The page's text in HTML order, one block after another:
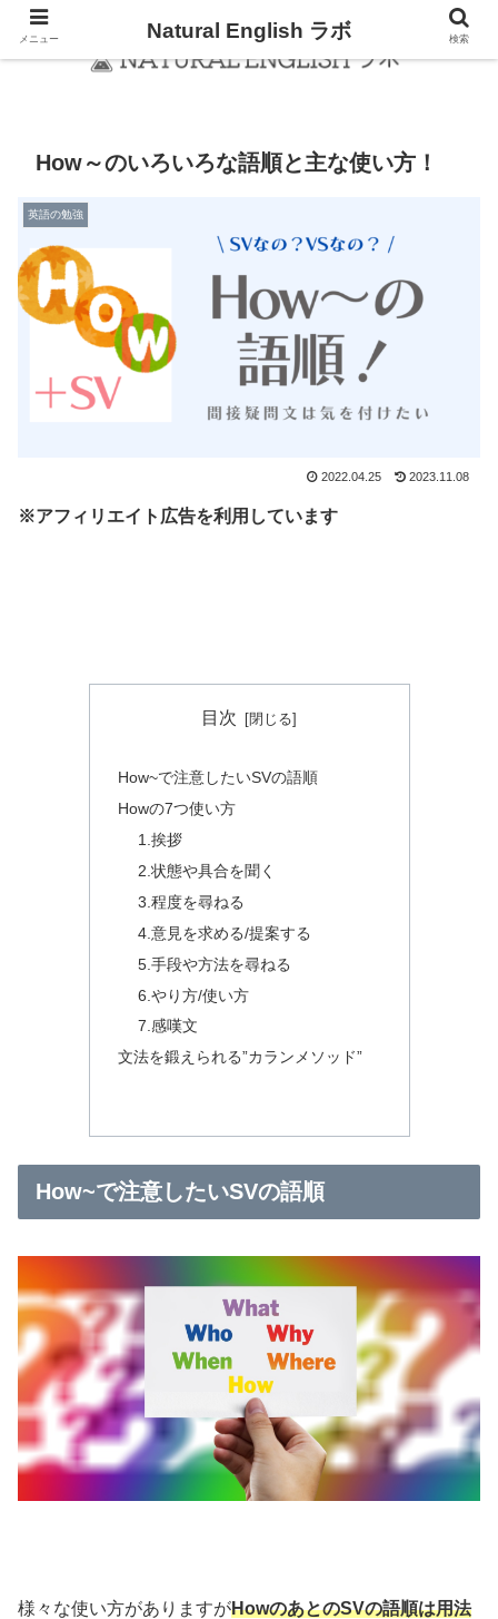
How～のいろいろな語順と主な使い方！
英語の勉強
2022.04.25 2023.11.08
※アフィリエイト広告を利用しています
目次
How~で注意したいSVの語順
Howの7つ使い方
1.挨拶
2.状態や具合を聞く
3.程度を尋ねる
4.意見を求める/提案する
5.手段や方法を尋ねる
6.やり方/使い方
7.感嘆文
文法を鍛えられる”カランメソッド”
How~で注意したいSVの語順
様々な使い方がありますがHowのあとのSVの語順は用法
メニュー Natural English ラボ 検索